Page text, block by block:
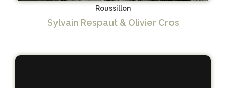
Roussillon
Sylvain Respaut & Olivier Cros